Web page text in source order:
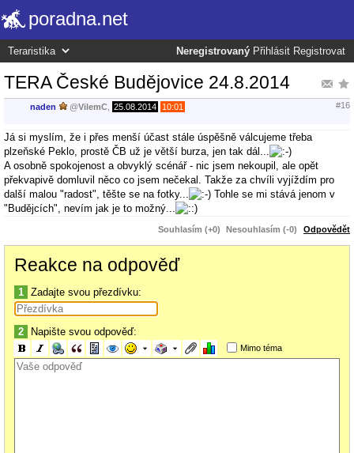
poradna.net
Neregistrovaný Přihlásit Registrovat
TERA České Budějovice 24.8.2014
naden @VilemC 25.08.2014 10:01 #16
Já si myslím, že i přes menší účast stále úspěšně válcujeme třeba
plzeňské Peklo, prostě ČB už je větší burza, jen tak dál...
A osobně spokojenost a obvyklý scénář - nic jsem nekoupil, ale opět
překvapivě domluvil něco co jsem nečekal. Takže za chvíli vyjíždím pro
další malou "radost", těšte se na fotky...
Tohle se mi stává jenom v
"Budějcích", nevím jak je to možný...
Souhlasím (+0) Nesouhlasím (-0) Odpovědět
Reakce na odpověď
1 Zadajte svou přezdívku:
2 Napište svou odpověď:
Mimo téma